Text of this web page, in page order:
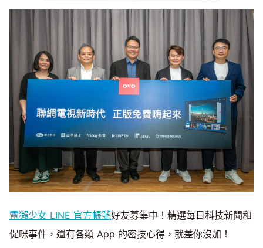
電獺少女 LINE 官方帳號好友募集中！精選每日科技新聞和
促咪事件，還有各類 App 的密技心得，就差你沒加！